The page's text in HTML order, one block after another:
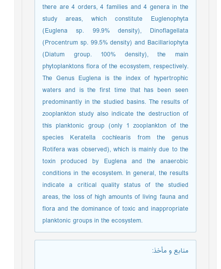
there are 4 orders, 4 families and 4 genera in the
study areas, which constitute Euglenophyta
(Euglena sp. 99.9% density), Dinoflagellata
(Procentrum sp. 99.5% density) and Bacillariophyta
(Diatum group. 100% density), the main
phytoplanktons flora of the ecosystem, respectively.
The Genus Euglena is the index of hypertrophic
waters and is the first time that has been seen
predominantly in the studied basins. The results of
zooplankton study also indicate the destruction of
this planktonic group (only 1 zooplankton of the
species Keratella cochlearis from the genus
Rotifera was observed), which is mainly due to the
toxin produced by Euglena and the anaerobic
conditions in the ecosystem. In general, the results
indicate a critical quality status of the studied
areas, the loss of high amounts of living fauna and
flora and the dominance of toxic and inappropriate
planktonic groups in the ecosystem.
منابع و مأخذ: